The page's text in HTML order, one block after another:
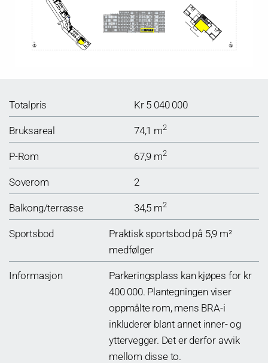
Totalpris Kr 5 040 000
Bruksareal 74,1 m2
P-Rom 67,9 m2
Soverom 2
Balkong/terrasse 34,5 m2
Sportsbod
Praktisk sportsbod på 5,9 m²
medfølger
Informasjon
Parkeringsplass kan kjøpes for kr
400 000. Plantegningen viser
oppmålte rom, mens BRA-i
inkluderer blant annet inner- og
yttervegger. Det er derfor avvik
mellom disse to.